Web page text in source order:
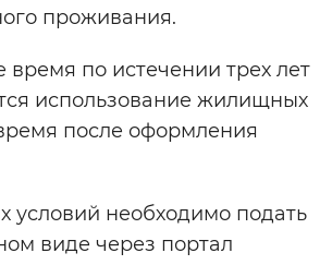
проживания.
по истечении трех лет
использование жилищных
после оформления
условий необходимо подать
виде через портал